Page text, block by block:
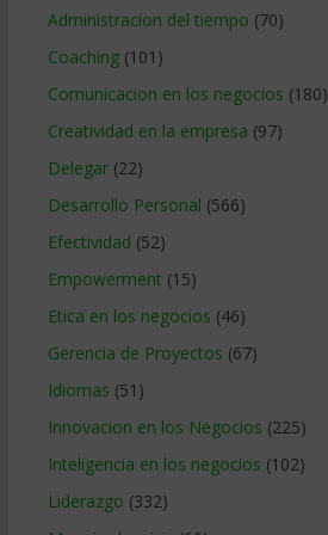
Administracion del tiempo (70)
Coaching(101)
Comunicacion en los negocios (180)
Creatividad en la empresa (97)
Delegar(22)
Desarrollo Personal (566)
Efectividad (52)
Empowerment (15)
Etica en los negocios (46)
Gerencia de Proyectos (67)
Idiomas (51)
Innovacion en los Negocios (225)
Inteligencia en los negocios (102)
Liderazgo (332)